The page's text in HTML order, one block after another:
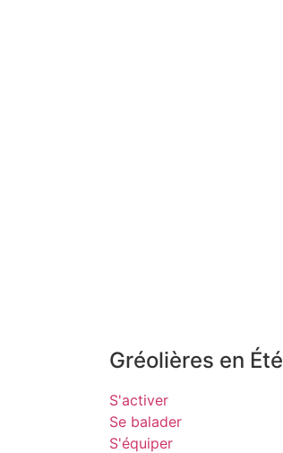
Gréolières en Été
S'activer
Se balader
S'équiper